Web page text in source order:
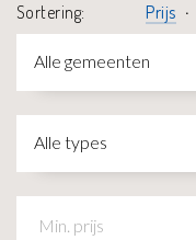
Sortering: Prijs